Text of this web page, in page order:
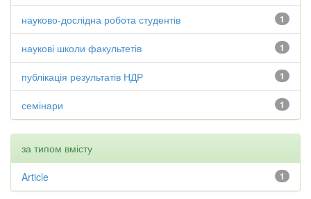
1
науково-дослідна робота студентів
1
наукові школи факультетів
1
публікація результатів НДР
1
семінари
за типом вмісту
1
Article